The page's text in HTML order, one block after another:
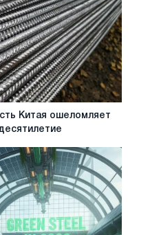
Китая ошеломляет